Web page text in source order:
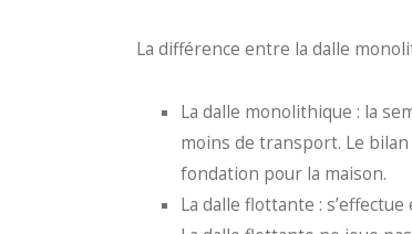
La différence entre la dalle
La dalle monolithique : la
moins de transport. Le
fondation pour la maison.
La dalle flottante :